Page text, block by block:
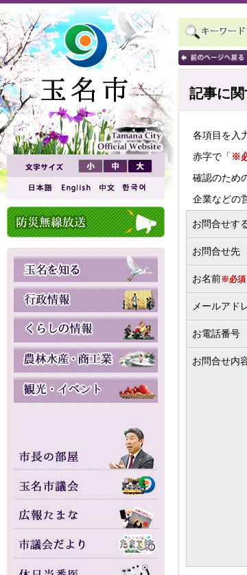
記事に
各項目を入
赤字で「 ※
確認のため
企業などの
お問合せす
お問合せ先
お名前※必須
メールアド
お電話番号
お問合せ内